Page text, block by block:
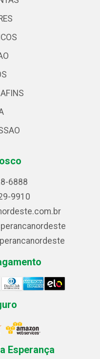
6888
9910
Esperança